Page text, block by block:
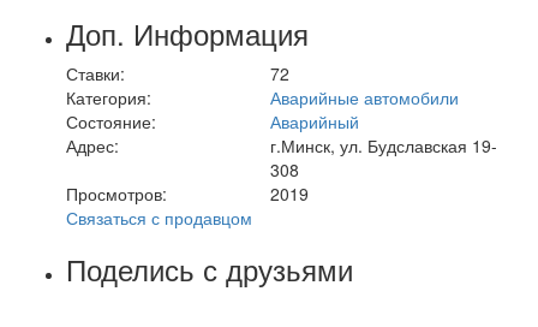
Доп. Информация
Ставки:
72
Категория:
Аварийные автомобили
Состояние:
Аварийный
Адрес:
г.Минск, ул. Будславская 19-
308
Просмотров:
2019
Связаться с продавцом
Поделись с друзьями